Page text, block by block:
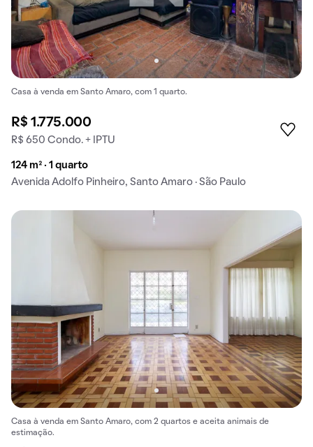
Casa à venda em Santo Amaro, com 1 quarto.
R$ 1.775.000
R$ 650 Condo. + IPTU
124 m² · 1 quarto
Avenida Adolfo Pinheiro, Santo Amaro · São Paulo
Casa à venda em Santo Amaro, com 2 quartos e aceita animais de
estimação.